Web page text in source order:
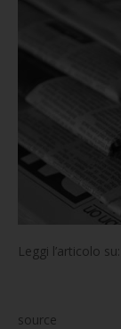
Leggi l’articolo su:
source